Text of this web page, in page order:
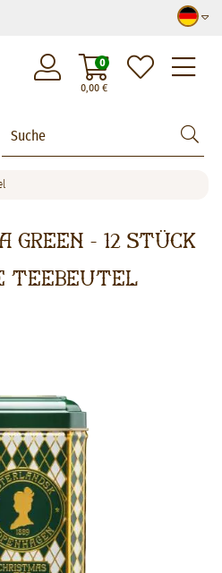
0,00€
0
Green - 12 stück
Teebeutel